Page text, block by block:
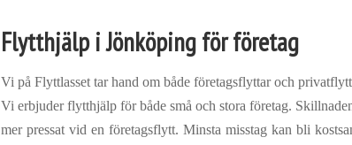
Flytthjälp i Jönköping för företag
Vi på Flyttlasset tar hand om både företagsflyttar och
Vi erbjuder flytthjälp för både små och stora företag.
mer pressat vid en företagsflytt. Minsta misstag kan bli